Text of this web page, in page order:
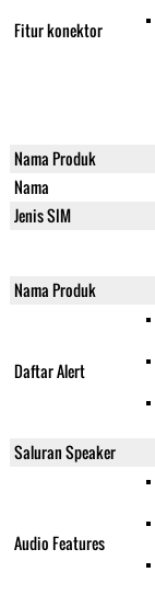
Fitur konektor
Nama Produk
Nama
Jenis SIM
Nama Produk
Daftar Alert
Saluran Speaker
Audio Features